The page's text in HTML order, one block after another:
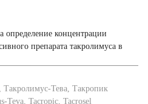
определение концентрации
препарата такролимуса в
Тева, Такропик
Teva, Tacropic, Tacrosel